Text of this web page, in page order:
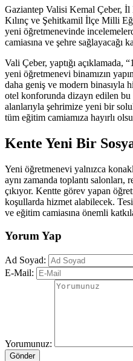
Gaziantep Valisi Kemal Çeber,
Kılınç ve Şehitkamil İlçe Milli
yeni öğretmenevinde
camiasına ve şehre sağlayacağı
Vali Çeber, yaptığı açıklamada,
yeni öğretmenevi binamızın
daha geniş ve modern binasıyla
otel konforunda dizayn edilen bu
alanlarıyla şehrimize yeni bir
tüm eğitim camiamıza hayırlı
Kente Yeni Bir
Yeni öğretmenevi yalnızca
aynı zamanda toplantı salonları,
çıkıyor. Kentte görev yapan
koşullarda hizmet alabilecek.
ve eğitim camiasına önemli
Yorum Yap
Ad Soyad:
E-Mail:
Yorumunuz:
Gönder